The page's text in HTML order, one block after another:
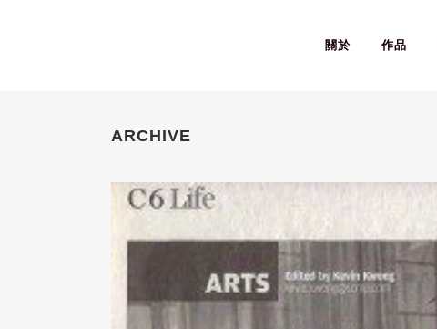
關於 作品
ARCHIVE